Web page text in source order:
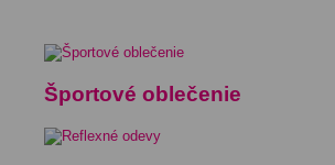
Športové oblečenie